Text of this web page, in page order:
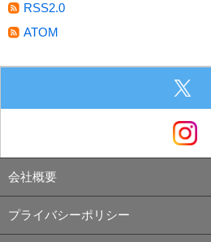
RSS2.0
ATOM
会社概要
プライバシーポリシー